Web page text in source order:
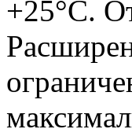
+25°С.